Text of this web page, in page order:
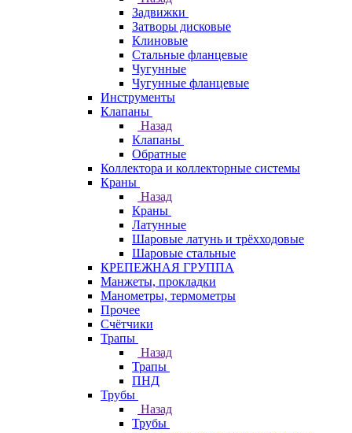
Задвижки
Затворы дисковые
Клиновые
Стальные фланцевые
Чугунные
Чугунные фланцевые
Инструменты
Клапаны
Назад
Клапаны
Обратные
Коллектора и коллекторные системы
Краны
Назад
Краны
Латунные
Шаровые латунь и трёхходовые
Шаровые стальные
КРЕПЕЖНАЯ ГРУППА
Манжеты, прокладки
Манометры, термометры
Прочее
Счётчики
Трапы
Назад
Трапы
ПНД
Трубы
Назад
Трубы